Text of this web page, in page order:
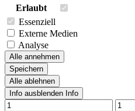
Erlaubt
Essenziell
Externe Medien
Analyse
Alle annehmen
Speichern
Alle ablehnen
Info ausblenden Info